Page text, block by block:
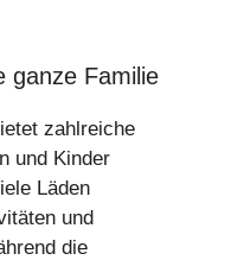
ganze Familie
zahlreiche
und Kinder
Läden
und
die